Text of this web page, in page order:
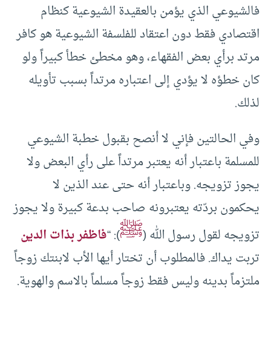
فالشيوعي الذي يؤمن بالعقيدة الشيوعية كنظام
اقتصادي فقط دون اعتقاد للفلسفة الشيوعية هو كافر
مرتد برأي بعض الفقهاء، وهو مخطئ خطأ كبيراً ولو
كان خطؤه لا يؤدي إلى اعتباره مرتداً بسبب تأويله
لذلك.
وفي الحالتين فإني لا أنصح بقبول خطبة الشيوعي
للمسلمة باعتبار أنه يعتبر مرتداً على رأي البعض ولا
يجوز تزويجه. وباعتبار أنه حتى عند الذين لا
يحكمون بردّته يعتبرونه صاحب بدعة كبيرة ولا يجوز
تزويجه لقول رسول الله (ﷺ): “فاظفر بذات الدين
تربت يداك. فالمطلوب أن تختار أيها الأب لابنتك زوجاً
ملتزماً بدينه وليس فقط زوجاً مسلماً بالاسم والهوية.